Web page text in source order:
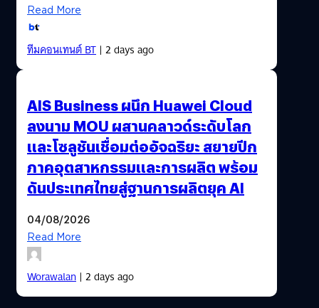
Read More
ทีมคอนเทนต์ BT| 2 days ago
AIS Business ผนึก Huawei Cloud
ลงนาม MOU ผสานคลาวด์ระดับโลก
และโซลูชันเชื่อมต่ออัจฉริยะ สยายปีก
ภาคอุตสาหกรรมและการผลิต พร้อม
ดันประเทศไทยสู่ฐานการผลิตยุค AI
04/08/2026
Read More
Worawalan| 2 days ago